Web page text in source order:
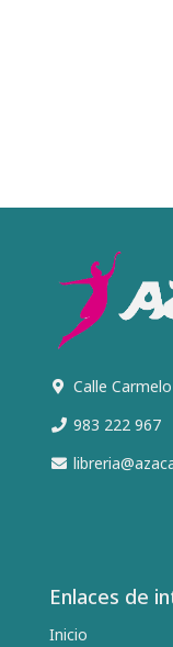
Calle
983 222 967
Enlaces de
Inicio